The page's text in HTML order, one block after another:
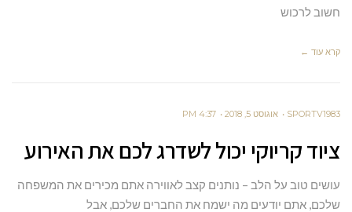
חשוב לרכוש
קרא עוד ←
SPORTV1983 אוגוסט 5, 2018 4:37 PM
ציוד קריוקי יכול לשדרג לכם את האירוע
עושים טוב על הלב – נותנים קצב לאווירה אתם מכירים את המשפחה
שלכם, אתם יודעים מה ישמח את החברים שלכם, אבל